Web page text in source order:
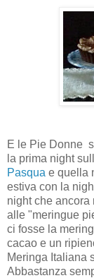
E le Pie Donne
la prima night
Pasqua e quella
estiva con la
night che ancora
alle "meringue
ci fosse la
cacao e un
Meringa Italiana
Abbastanza